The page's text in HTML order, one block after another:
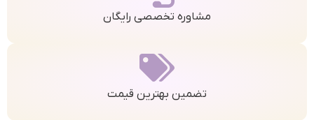
مشاوره تخصصی رایگان
تضمین بهترین قیمت